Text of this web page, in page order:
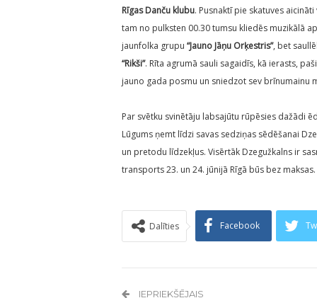
Rīgas Danču klubu. Pusnaktī pie skatuves
tam no pulksten 00.30 tumsu kliedēs muzikālā
jaunfolka grupu “Jauno Jāņu Orķestris”, bet
“Rikši”. Rīta agrumā sauli sagaidīs, kā ierasts,
jauno gada posmu un sniedzot sev brīnumainu
Par svētku svinētāju labsajūtu rūpēsies dažādi
Lūgums ņemt līdzi savas sedziņas sēdēšanai
un pretodu līdzekļus. Visērtāk Dzegužkalns ir
transports 23. un 24. jūnijā Rīgā būs bez maksas.
Dalīties Facebook
IEPRIEKŠĒJAIS